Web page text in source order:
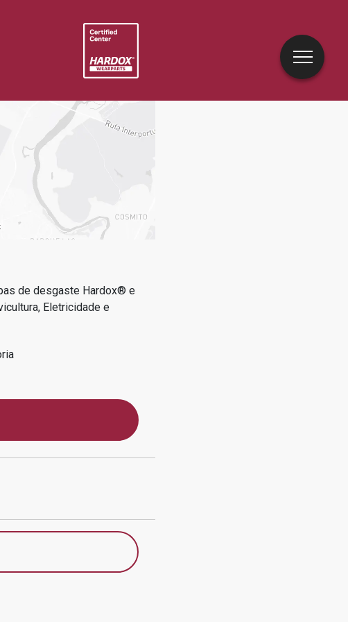
de desgaste Hardox® e
Eletricidade e